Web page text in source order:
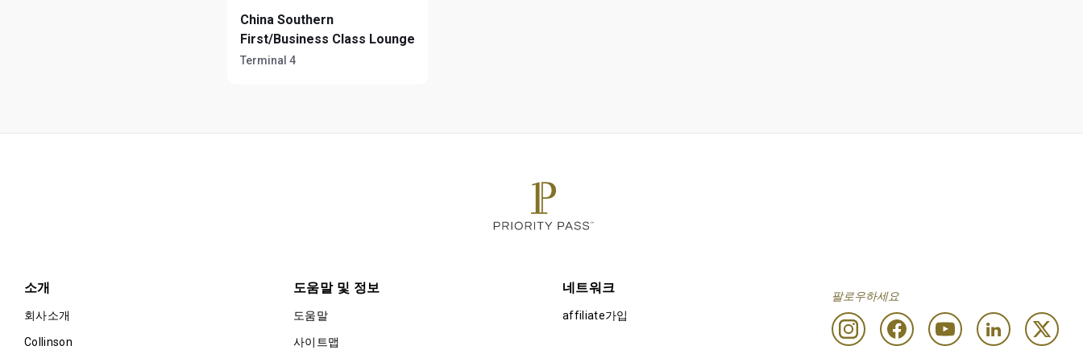
China Southern
First/Business Class Lounge
Terminal 4
소개
회사소개
Collinson
도움말 및 정보
도움말
사이트맵
네트워크
affiliate가입
팔로우하세요